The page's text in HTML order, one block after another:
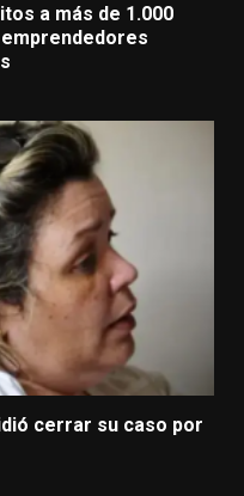
a más de 1.000
cerrar su caso por